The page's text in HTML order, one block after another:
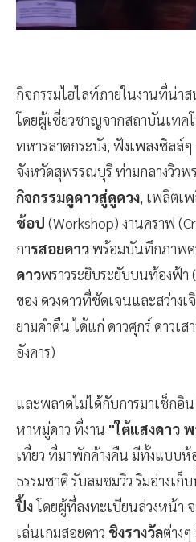
กิจกรรมไฮไลท์ภายในงานที่น่า
โดยผู้เชี่ยวชาญจากสถาบันเทค
ทหารลาดกระบัง, ฟังเพลงชิลล์
จังหวัดสุพรรณบุรี ท่ามกลางวิวพ
กิจกรรมดูดาวสู่ดูดวง, เพลิตเ
ช้อป (Workshop) งานคราฟ
การสอยดาวพร้อมบันทึกภาพค
ดาวพราวระยิบระยับบนท้องฟ้า
ของ ดวงดาวที่ชัดเจนและสว่าง
ยามคำคืน ได้แก่ ดาวศุกร์ ดาวเ
อังคาร)
และพลาดไม่ได้กับการมาเช็กอิ
หาหมู่ดาว ที่งาน "ใต้แสงดาว
เที่ยว ที่มาพักค้างคืน มีทั้งแบบ
ธรรมชาติ รับลมชมวิว ริมอ่างเก็
ปิ้งโดยผู้ที่ลงทะเบียนล่วงหน้า
เล่นเกมสอยดาว ชิงรางวัลต่าง